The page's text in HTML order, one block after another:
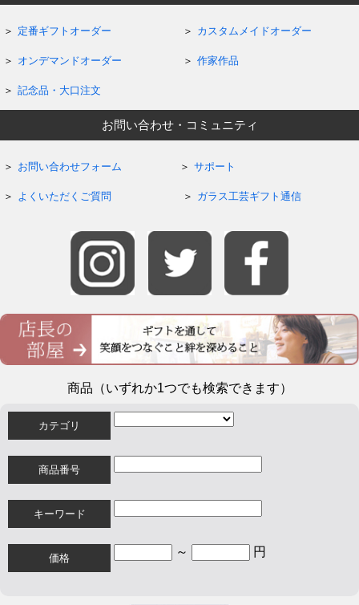
定番ギフトオーダー カスタムメイドオーダー
オンデマンドオーダー 作家作品
記念品・大口注文
お問い合わせ・コミュニティ
お問い合わせフォーム サポート
よくいただくご質問 ガラス工芸ギフト通信
商品（いずれか1つでも検索できます）
カテゴリ
商品番号
キーワード
価格 ～ 円